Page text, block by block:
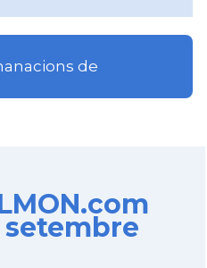
de
setembre